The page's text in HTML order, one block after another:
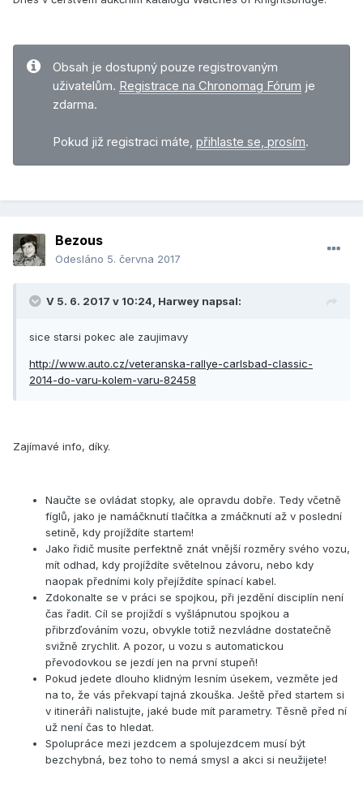
Obsah je dostupný pouze registrovaným
uživatelům. Registrace na Chronomag Fórum je
zdarma.
Pokud již registraci máte, přihlaste se, prosím.
Bezous
Odesláno 5. června 2017
V 5. 6. 2017 v 10:24, Harwey napsal:
sice starsi pokec ale zaujimavy
http://www.auto.cz/veteranska-rallye-carlsbad-classic-
2014-do-varu-kolem-varu-82458
Zajímavé info, díky.
Naučte se ovládat stopky, ale opravdu dobře. Tedy včetně
fíglů, jako je namáčknutí tlačítka a zmáčknutí až v poslední
setině, kdy projíždíte startem!
Jako řidič musíte perfektně znát vnější rozměry svého vozu,
mít odhad, kdy projíždíte světelnou závoru, nebo kdy
naopak předními koly přejíždíte spínací kabel.
Zdokonalte se v práci se spojkou, při jezdění disciplín není
čas řadit. Cíl se projíždí s vyšlápnutou spojkou a
přibrzďováním vozu, obvykle totiž nezvládne dostatečně
svižně zrychlit. A pozor, u vozu s automatickou
převodovkou se jezdí jen na první stupeň!
Pokud jedete dlouho klidným lesním úsekem, vezměte jed
na to, že vás překvapí tajná zkouška. Ještě před startem si
v itineráři nalistujte, jaké bude mít parametry. Těsně před ní
už není čas to hledat.
Spolupráce mezi jezdcem a spolujezdcem musí být
bezchybná, bez toho to nemá smysl a akci si neužijete!